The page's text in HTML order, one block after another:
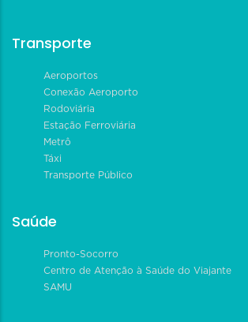
Transporte
Aeroportos
Conexão Aeroporto
Rodoviária
Estação Ferroviária
Metrô
Táxi
Transporte Público
Saúde
Pronto-Socorro
Centro de Atenção à Saúde do Viajante
SAMU